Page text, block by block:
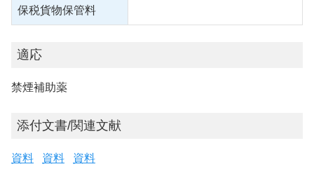
保税貨物保管料
適応
禁煙補助薬
添付文書/関連文献
資料 資料 資料